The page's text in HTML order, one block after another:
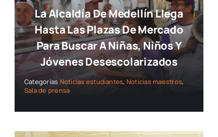
La Alcaldía De Medellín Llega
Hasta Las Plazas De Mercado
Para Buscar A Niñas, Niños Y
Jóvenes Desescolarizados
Categorías Noticias estudiantes, Noticias maestros,
Sala de prensa